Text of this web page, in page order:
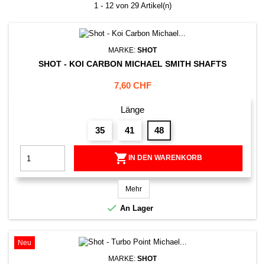
1 - 12 von 29 Artikel(n)
MARKE: SHOT
SHOT - KOI CARBON MICHAEL SMITH SHAFTS
Preis
7,60 CHF
Länge
35 41 48
 IN DEN WARENKORB
Mehr
 An Lager
Neu
MARKE: SHOT